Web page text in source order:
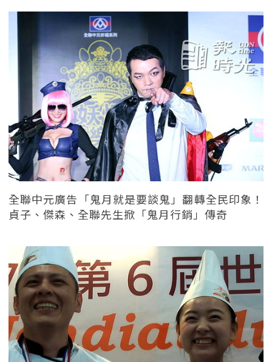
全聯中元廣告「鬼月就是要談鬼」翻轉全民印象！
貞子、傑森、全聯先生掀「鬼月行銷」傳奇